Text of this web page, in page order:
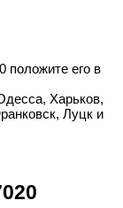
положите его в
Харьков,
Луцк и